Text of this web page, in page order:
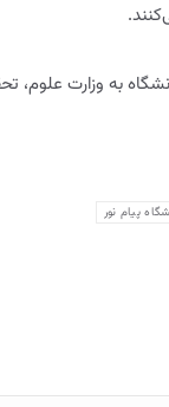
به وزارت
پیام نور